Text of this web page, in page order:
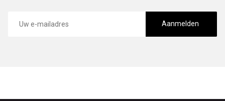
mailadres
Aanmelden